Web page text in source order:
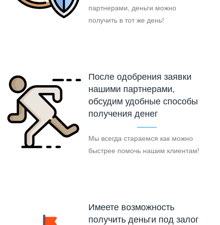
партнерами, деньги можно
получить в тот же день!
После одобрения заявки
нашими партнерами,
обсудим удобные способы
получения денег
Мы всегда стараемся как можно
быстрее помочь нашим клиентам!
Имеете возможность
получить деньги под залог